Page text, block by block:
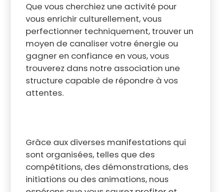
Que vous cherchiez une activité pour
vous enrichir culturellement, vous
perfectionner techniquement, trouver un
moyen de canaliser votre énergie ou
gagner en confiance en vous, vous
trouverez dans notre association une
structure capable de répondre à vos
attentes.
Grâce aux diverses manifestations qui
sont organisées, telles que des
compétitions, des démonstrations, des
initiations ou des animations, nous